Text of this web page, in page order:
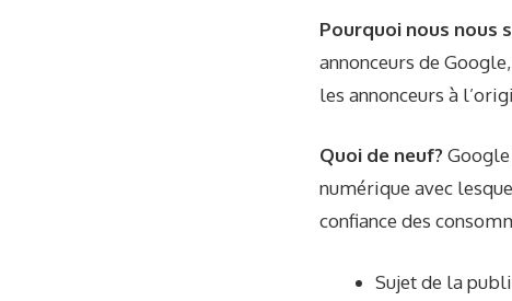
Pourquoi nous nous
annonceurs de
les annonceurs à
Quoi de neuf?
numérique avec
confiance des
Sujet de la